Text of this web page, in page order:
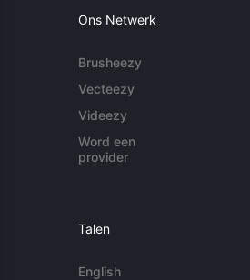
Ons Netwerk
Brusheezy
Vecteezy
Videezy
Word een
provider
Talen
English